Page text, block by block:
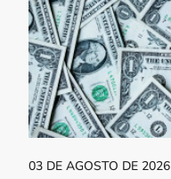
03 DE AGOSTO DE 2026